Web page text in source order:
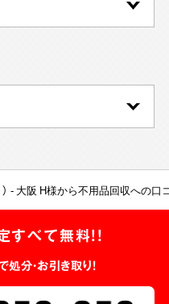
大阪 H様から不用品回収への口
すべて無料!!
処分・お引き取り！